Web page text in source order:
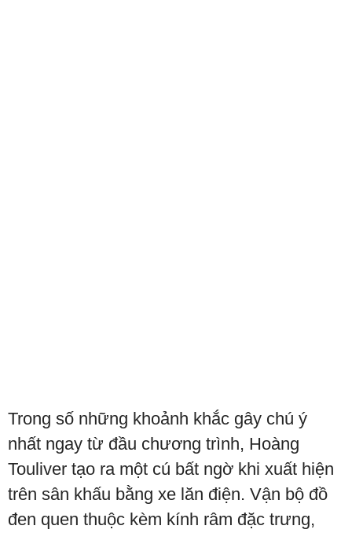
Trong số những khoảnh khắc gây chú ý
nhất ngay từ đầu chương trình, Hoàng
Touliver tạo ra một cú bất ngờ khi xuất hiện
trên sân khấu bằng xe lăn điện. Vận bộ đồ
đen quen thuộc kèm kính râm đặc trưng,